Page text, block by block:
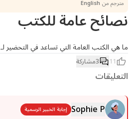
مترجم من English
نصائح عامة للكتب
ما هي الكتب العامة التي تساعد في التحضير لـ KP؟
11
3مشاركة
التعليقات
Sophie P إجابة الخبير الرسمية